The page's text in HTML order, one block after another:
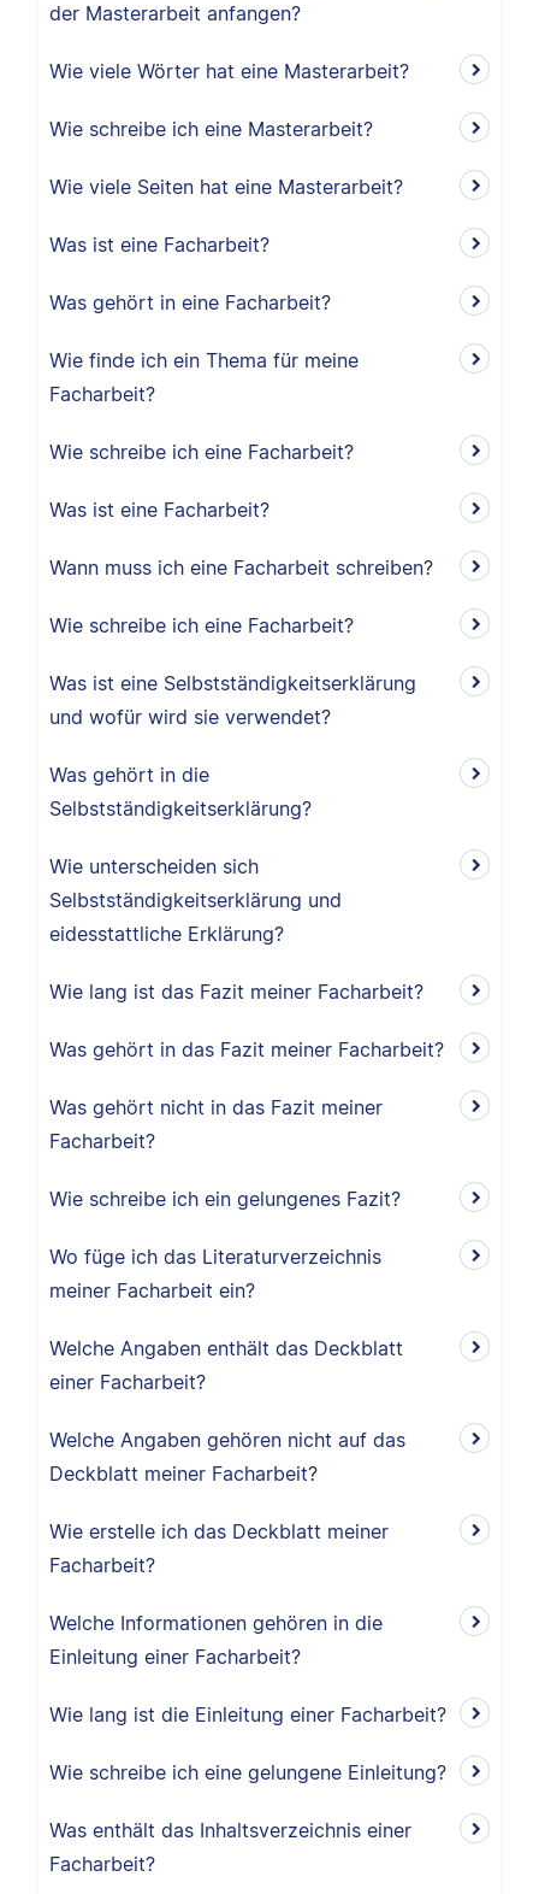
der Masterarbeit anfangen?
Wie viele Wörter hat eine Masterarbeit?
Wie schreibe ich eine Masterarbeit?
Wie viele Seiten hat eine Masterarbeit?
Was ist eine Facharbeit?
Was gehört in eine Facharbeit?
Wie finde ich ein Thema für meine
Facharbeit?
Wie schreibe ich eine Facharbeit?
Was ist eine Facharbeit?
Wann muss ich eine Facharbeit schreiben?
Wie schreibe ich eine Facharbeit?
Was ist eine Selbstständigkeitserklärung
und wofür wird sie verwendet?
Was gehört in die
Selbstständigkeitserklärung?
Wie unterscheiden sich
Selbstständigkeitserklärung und
eidesstattliche Erklärung?
Wie lang ist das Fazit meiner Facharbeit?
Was gehört in das Fazit meiner Facharbeit?
Was gehört nicht in das Fazit meiner
Facharbeit?
Wie schreibe ich ein gelungenes Fazit?
Wo füge ich das Literaturverzeichnis
meiner Facharbeit ein?
Welche Angaben enthält das Deckblatt
einer Facharbeit?
Welche Angaben gehören nicht auf das
Deckblatt meiner Facharbeit?
Wie erstelle ich das Deckblatt meiner
Facharbeit?
Welche Informationen gehören in die
Einleitung einer Facharbeit?
Wie lang ist die Einleitung einer Facharbeit?
Wie schreibe ich eine gelungene Einleitung?
Was enthält das Inhaltsverzeichnis einer
Facharbeit?